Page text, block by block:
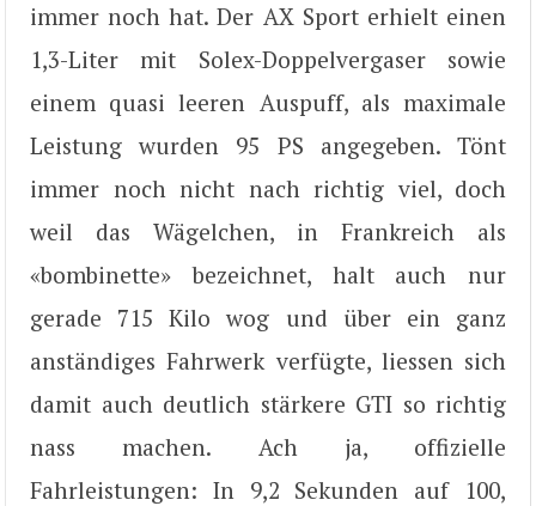
immer noch hat. Der AX Sport erhielt einen
1,3-Liter mit Solex-Doppelvergaser sowie
einem quasi leeren Auspuff, als maximale
Leistung wurden 95 PS angegeben. Tönt
immer noch nicht nach richtig viel, doch
weil das Wägelchen, in Frankreich als
«bombinette» bezeichnet, halt auch nur
gerade 715 Kilo wog und über ein ganz
anständiges Fahrwerk verfügte, liessen sich
damit auch deutlich stärkere GTI so richtig
nass machen. Ach ja, offizielle
Fahrleistungen: In 9,2 Sekunden auf 100,